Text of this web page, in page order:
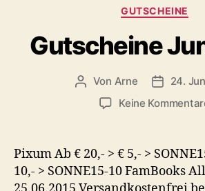
GUTSCHEINE
Gutscheine
Beitragsautor
Von Arne
24.
Keine
Pixum Ab € 20,- > € 5,- >
10,- > SONNE15-10 FamBooks